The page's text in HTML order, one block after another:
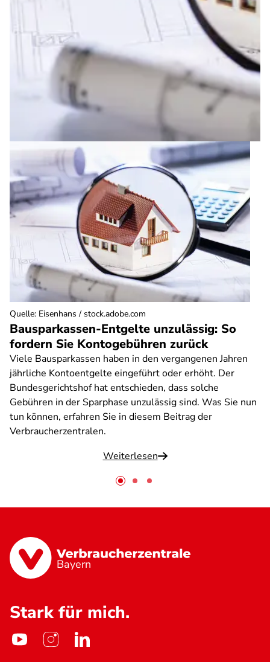
Bausparkassen-Entgelte unzulässig: So
fordern Sie Kontogebühren zurück
Viele Bausparkassen haben in den vergangenen Jahren
jährliche Kontoentgelte eingeführt oder erhöht. Der
Bundesgerichtshof hat entschieden, dass solche
Gebühren in der Sparphase unzulässig sind. Was Sie nun
tun können, erfahren Sie in diesem Beitrag der
Verbraucherzentralen.
Weiterlesen
Quelle: Eisenhans / stock.adobe.com
Bayern
Stark für mich.